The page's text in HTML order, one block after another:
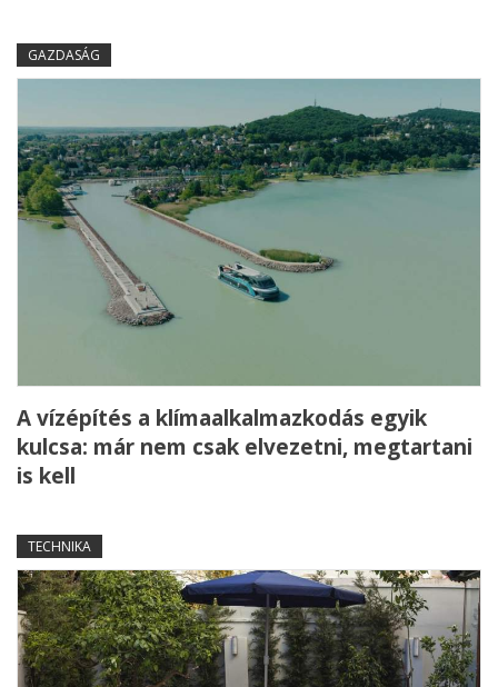
GAZDASÁG
A vízépítés a klímaalkalmazkodás egyik
kulcsa: már nem csak elvezetni, megtartani
is kell
TECHNIKA